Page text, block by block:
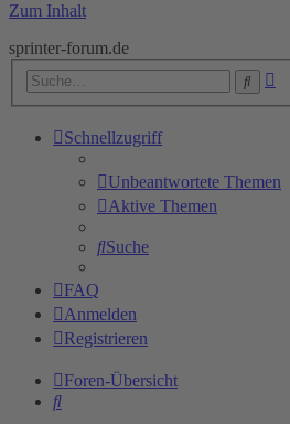
Zum Inhalt
sprinter-forum.de
Suche
Schnellzugriff
Unbeantwortete Themen
Aktive Themen
Suche
FAQ
Anmelden
Registrieren
Foren-Übersicht
Suche